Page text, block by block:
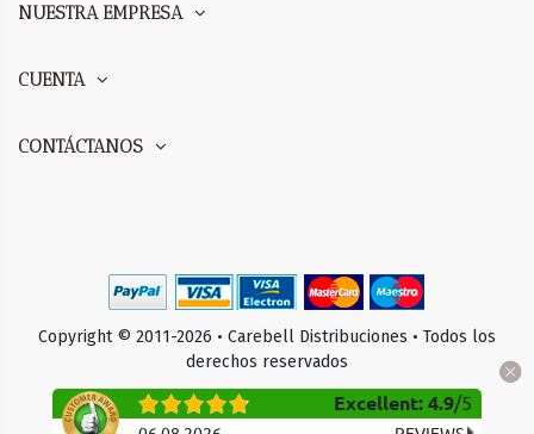
NUESTRA EMPRESA
CUENTA
CONTÁCTANOS
Copyright © 2011-2026 • Carebell Distribuciones • Todos los
derechos reservados
Excellent: 4.9/5